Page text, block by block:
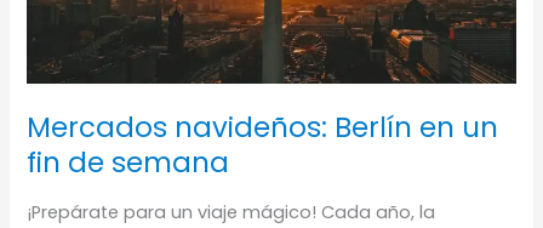
Mercados navideños: Berlín en un
fin de semana
¡Prepárate para un viaje mágico! Cada año, la